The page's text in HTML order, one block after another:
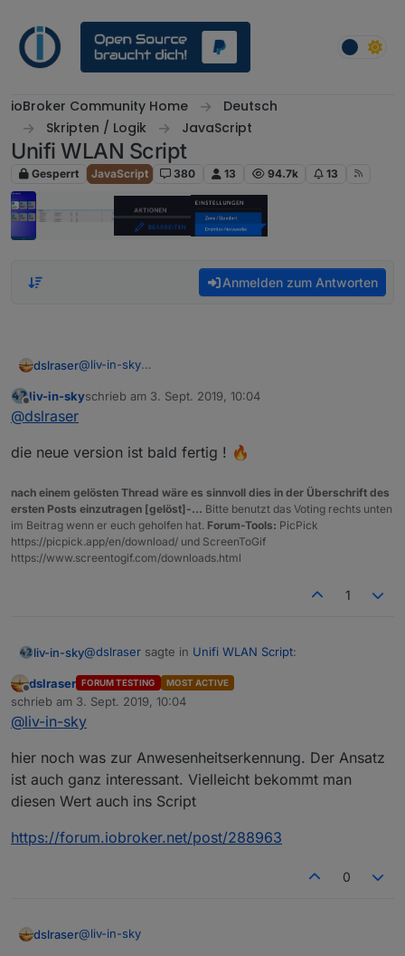
ioBroker Community Home
Deutsch
Skripten / Logik
JavaScript
Unifi WLAN Script
Gesperrt JavaScript 380 13 94.7k 13
Anmelden zum Antworten
dslraser@liv-in-sky
ich habe das iframe bei mir mal so in iQontrol
bin ich mir nicht sicher ob das in der geschriebenen
Offline
liv-in-skyschrieb am 3. Sept. 2019, 10:04
zuletzt editiert von
@dslraser
die neue version ist bald fertig ! 🔥
nach einem gelösten Thread wäre es sinnvoll dies in der Überschrift des
ersten Posts einzutragen [gelöst]-... Bitte benutzt das Voting rechts unten
im Beitrag wenn er euch geholfen hat. Forum-Tools: PicPick
https://picpick.app/en/download/ und ScreenToGif
https://www.screentogif.com/downloads.html
1
liv-in-sky@dslraser sagte in Unifi WLAN Script:
<iframe width="100% "height="100%
ja cool - im querfomat perfect !
Offline
dslraser FORUM TESTING MOST ACTIVE
schrieb am 3. Sept. 2019, 10:04
zuletzt editiert von
@liv-in-sky
hier noch was zur Anwesenheitserkennung. Der Ansatz
ist auch ganz interessant. Vielleicht bekommt man
diesen Wert auch ins Script
https://forum.iobroker.net/post/288963
0
dslraser@liv-in-sky